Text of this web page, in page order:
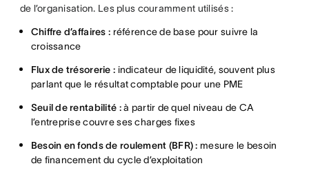
de l’organisation. Les plus couramment utilisés :
Chiffre d’affaires : référence de base pour suivre la
croissance
Flux de trésorerie : indicateur de liquidité, souvent plus
parlant que le résultat comptable pour une PME
Seuil de rentabilité :à partir de quel niveau de CA
l’entreprise couvre ses charges fixes
Besoin en fonds de roulement (BFR) :mesure le besoin
de financement du cycle d’exploitation